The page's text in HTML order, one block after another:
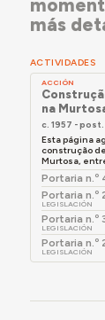
más
ACTIVIDADES
ACCIÓN
na
c. 1957 - post.
Esta página
construção
Murtosa,
Portaria n.º
Portaria
LEGISLACIÓN
Portaria n.º
LEGISLACIÓN
Portaria
LEGISLACIÓN